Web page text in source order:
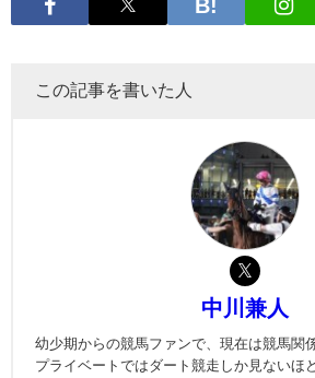
この記事を書いた人
中川兼人
幼少期からの競馬ファンで、現在は競馬関
プライベートではダート競走しか見ないほ